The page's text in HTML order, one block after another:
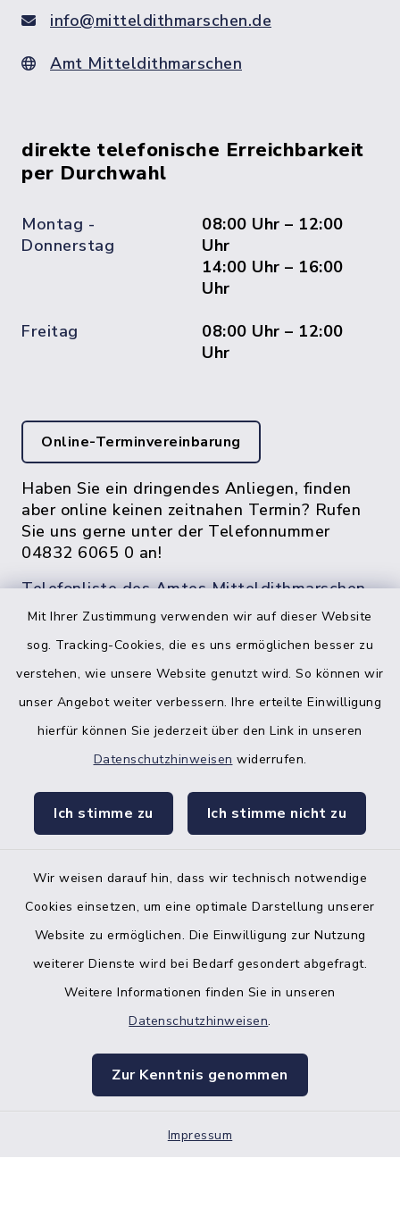
Mit Ihrer Zustimmung verwenden wir auf dieser Website
sog. Tracking-Cookies, die es uns ermöglichen besser zu
verstehen, wie unsere Website genutzt wird. So können wir
unser Angebot weiter verbessern. Ihre erteilte Einwilligung
hierfür können Sie jederzeit über den Link in unseren
Datenschutzhinweisen widerrufen.
Ich stimme zu Ich stimme nicht zu
Wir weisen darauf hin, dass wir technisch notwendige
Cookies einsetzen, um eine optimale Darstellung unserer
Website zu ermöglichen. Die Einwilligung zur Nutzung
weiterer Dienste wird bei Bedarf gesondert abgefragt.
Weitere Informationen finden Sie in unseren
Datenschutzhinweisen.
Zur Kenntnis genommen
Impressum
info@mitteldithmarschen.de
Amt Mitteldithmarschen
direkte telefonische Erreichbarkeit
per Durchwahl
Montag -
Donnerstag
08:00 Uhr – 12:00
Uhr
14:00 Uhr – 16:00
Uhr
Freitag
08:00 Uhr – 12:00
Uhr
Online-Terminvereinbarung
Haben Sie ein dringendes Anliegen, finden
aber online keinen zeitnahen Termin? Rufen
Sie uns gerne unter der Telefonnummer
04832 6065 0 an!
Telefonliste des Amtes Mitteldithmarschen
facebook
Bankverbindung der Amtskasse
Barrierefreiheit
Impressum
Sitemap